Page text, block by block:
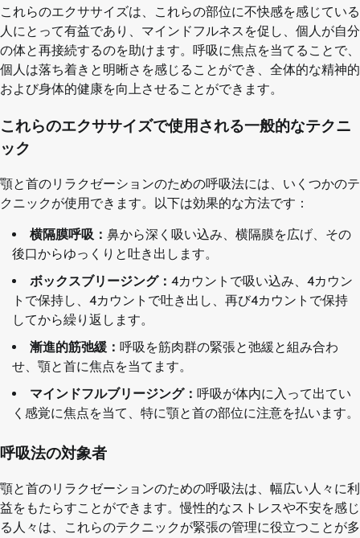
これらのエクササイズは、これらの部位に不快感を感じている
人にとって有益であり、マインドフルネスを促し、個人が自分
の体と再接続するのを助けます。呼吸に焦点を当てることで、
個人は落ち着きと明晰さを感じることができ、全体的な精神的
および身体的健康を向上させることができます。
これらのエクササイズで使用される一般的なテクニ
ック
顎と首のリラクゼーションのための呼吸法には、いくつかのテ
クニックが使用できます。以下は効果的な方法です：
横隔膜呼吸： 鼻から深く吸い込み、横隔膜を広げ、その
後口からゆっくりと吐き出します。
ボックスブリージング： 4カウントで吸い込み、4カウン
トで保持し、4カウントで吐き出し、再び4カウントで保持
してから繰り返します。
漸進的筋弛緩： 呼吸を筋肉群の緊張と弛緩と組み合わ
せ、顎と首に焦点を当てます。
マインドフルブリージング： 呼吸が体内に入って出てい
く感覚に焦点を当て、特に顎と首の部位に注意を払います。
呼吸法の対象者
顎と首のリラクゼーションのための呼吸法は、幅広い人々に利
益をもたらすことができます。慢性的なストレスや不安を感じ
る人々は、これらのテクニックが緊張の管理に役立つことが多